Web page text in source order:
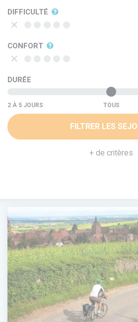
DIFFICULTÉ
CONFORT
DURÉE
TOUS
FILTRER LES
+ de critères